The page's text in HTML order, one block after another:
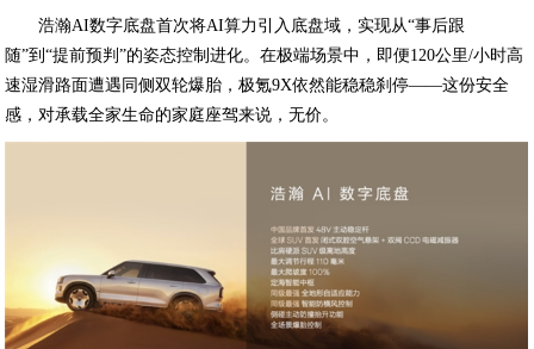
浩瀚AI数字底盘首次将AI算力引入底盘域，实现从“事后跟
随”到“提前预判”的姿态控制进化。在极端场景中，即便120公里/小时高
速湿滑路面遭遇同侧双轮爆胎，极氪9X依然能稳稳刹停——这份安全
感，对承载全家生命的家庭座驾来说，无价。